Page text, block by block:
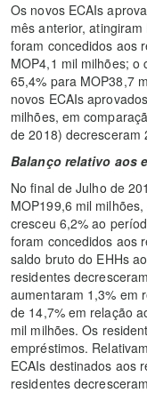
Os novos ECAIs
mês anterior,
foram concedidos aos
MOP4,1 mil milhões;
65,4% para MOP38,7
novos ECAIs
milhões, em
de 2018) decresceram
Balanço relativo aos
No final de Julho de
MOP199,6 mil
cresceu 6,2% ao
foram concedidos aos
saldo bruto do EHHs
residentes
aumentaram 1,3% em
de 14,7% em relação
mil milhões. Os
empréstimos.
ECAIs destinados aos
residentes